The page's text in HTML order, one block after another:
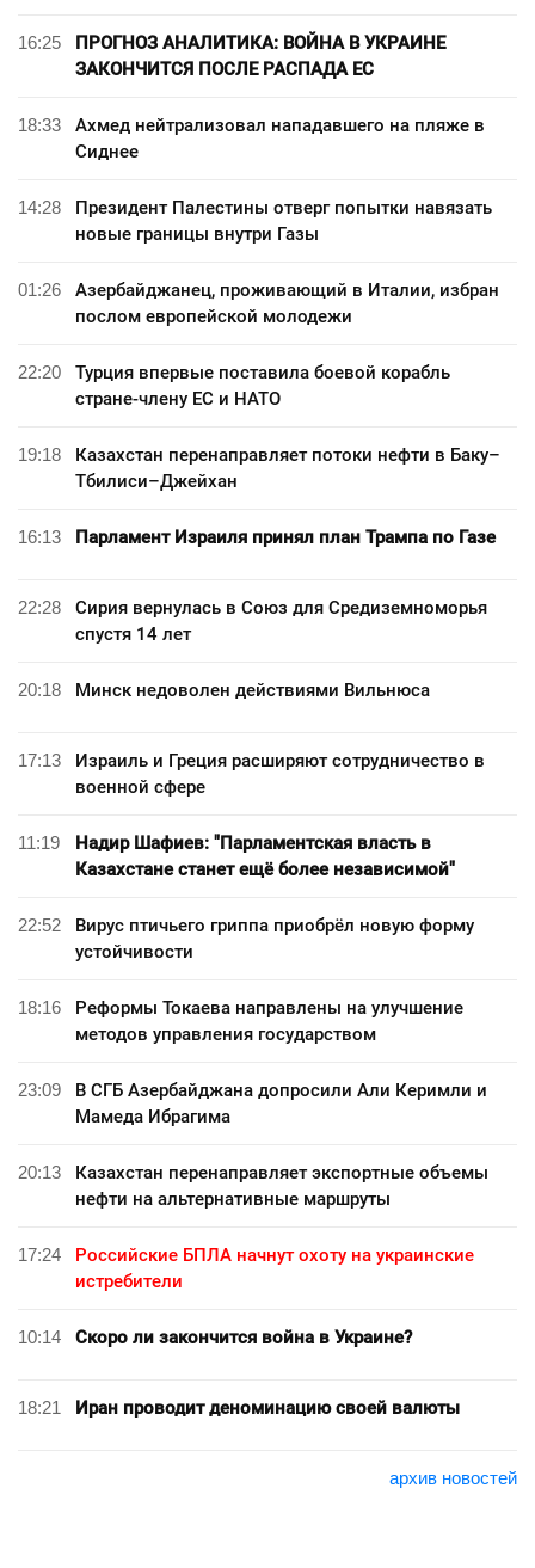
16:25
ПРОГНОЗ АНАЛИТИКА: ВОЙНА В УКРАИНЕ
ЗАКОНЧИТСЯ ПОСЛЕ РАСПАДА ЕС
18:33
Ахмед нейтрализовал нападавшего на пляже в
Сиднее
14:28
Президент Палестины отверг попытки навязать
новые границы внутри Газы
01:26
Азербайджанец, проживающий в Италии, избран
послом европейской молодежи
22:20
Турция впервые поставила боевой корабль
стране-члену ЕС и НАТО
19:18
Казахстан перенаправляет потоки нефти в Баку–
Тбилиси–Джейхан
16:13 Парламент Израиля принял план Трампа по Газе
22:28
Сирия вернулась в Союз для Средиземноморья
спустя 14 лет
20:18 Минск недоволен действиями Вильнюса
17:13
Израиль и Греция расширяют сотрудничество в
военной сфере
11:19
Надир Шафиев: "Парламентская власть в
Казахстане станет ещё более независимой"
22:52
Вирус птичьего гриппа приобрёл новую форму
устойчивости
18:16
Реформы Токаева направлены на улучшение
методов управления государством
23:09
В СГБ Азербайджана допросили Али Керимли и
Мамеда Ибрагима
20:13
Казахстан перенаправляет экспортные объемы
нефти на альтернативные маршруты
17:24
Российские БПЛА начнут охоту на украинские
истребители
10:14 Скоро ли закончится война в Украине?
18:21 Иран проводит деноминацию своей валюты
архив новостей